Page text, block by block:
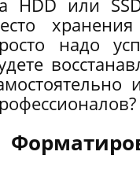
HDD или
надо